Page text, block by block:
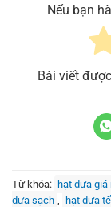
Nếu bạn
Bài viết
Từ khóa: hạt dưa giá
dưa sạch
hạt dưa